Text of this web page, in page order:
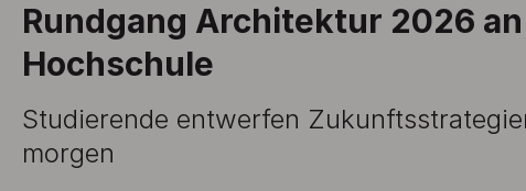
Rundgang Architektur 2026
Hochschule
Studierende entwerfen
morgen